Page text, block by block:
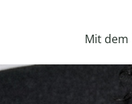
Mit dem